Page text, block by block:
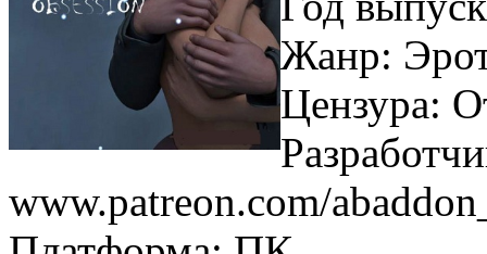
Жанр:
Цензура:
www.patreon.com/